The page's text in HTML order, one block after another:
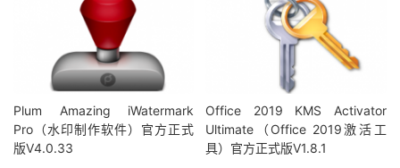
Plum Amazing iWatermark
Pro（水印制作软件）官方正式
版V4.0.33
Office 2019 KMS Activator
Ultimate（Office 2019激活工
具）官方正式版V1.8.1